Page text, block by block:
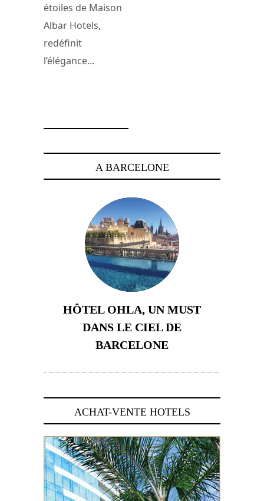
étoiles de Maison
Albar Hotels,
redéfinit
l’élégance...
A BARCELONE
HÔTEL OHLA, UN MUST
DANS LE CIEL DE
BARCELONE
ACHAT-VENTE HOTELS